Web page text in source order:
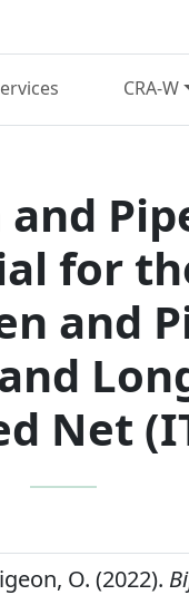
CRA-W
for
and
Net
O. (2022).